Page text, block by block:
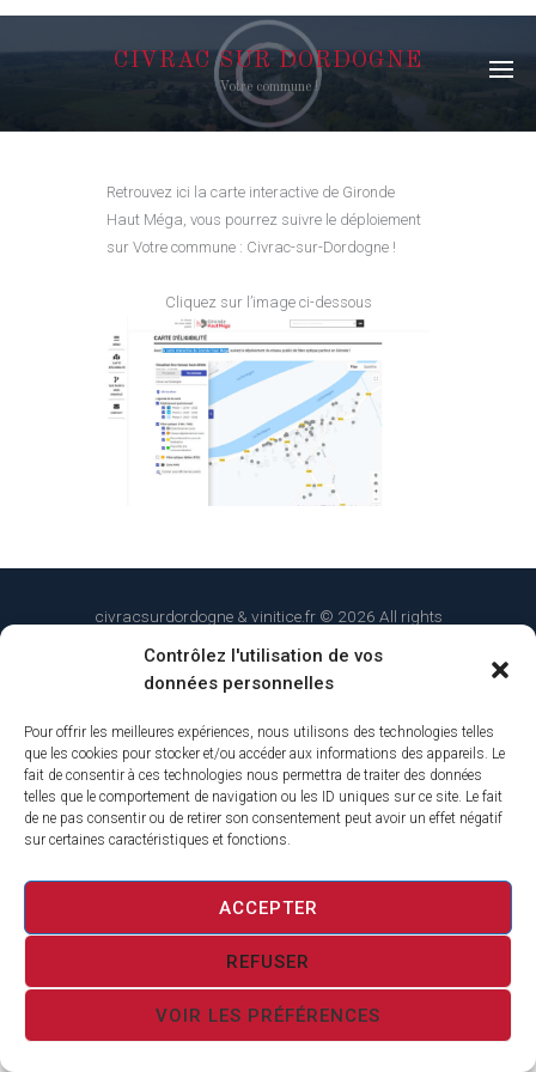
Contrôlez l'utilisation de vos
données personnelles
Pour offrir les meilleures expériences, nous utilisons des technologies telles
que les cookies pour stocker et/ou accéder aux informations des appareils. Le
fait de consentir à ces technologies nous permettra de traiter des données
telles que le comportement de navigation ou les ID uniques sur ce site. Le fait
de ne pas consentir ou de retirer son consentement peut avoir un effet négatif
sur certaines caractéristiques et fonctions.
ACCEPTER
REFUSER
VOIR LES PRÉFÉRENCES
CIVRAC SUR DORDOGNE
Votre commune !
Retrouvez ici la carte interactive de Gironde
Haut Méga, vous pourrez suivre le déploiement
sur Votre commune : Civrac-sur-Dordogne !
Cliquez sur l’image ci-dessous
civracsurdordogne & vinitice.fr © 2026 All rights
reserved.
Terms of use and Privacy Policy